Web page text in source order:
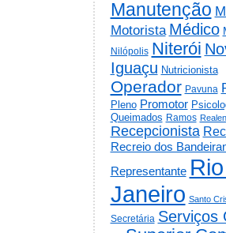
Manutenção
Motorista Médico
Nilópolis Niterói
Iguaçu Nutricionista
Operador Pavuna
Pleno Promotor
Queimados Ramos
Recepcionista
Recreio dos
Representante
Janeiro Santo
Secretária Serviços